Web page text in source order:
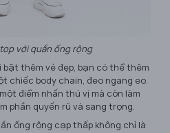
với quần ống rộng
thêm vẻ đẹp, bạn có thể thêm
chiếc body chain, đeo ngang eo.
điểm nhấn thú vị mà còn làm
phần quyến rũ và sang trọng.
ống rộng cạp thấp không chỉ là